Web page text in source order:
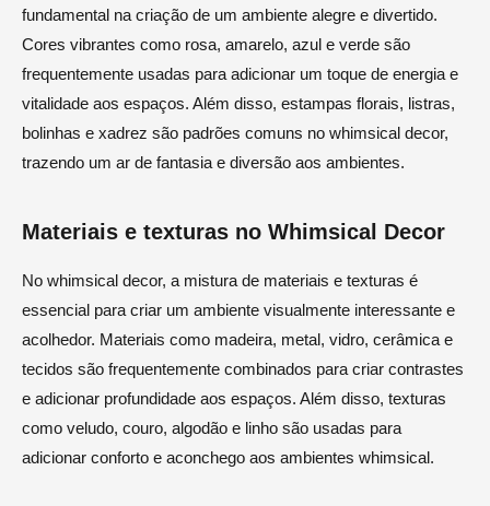
fundamental na criação de um ambiente alegre e divertido.
Cores vibrantes como rosa, amarelo, azul e verde são
frequentemente usadas para adicionar um toque de energia e
vitalidade aos espaços. Além disso, estampas florais, listras,
bolinhas e xadrez são padrões comuns no whimsical decor,
trazendo um ar de fantasia e diversão aos ambientes.
Materiais e texturas no Whimsical Decor
No whimsical decor, a mistura de materiais e texturas é
essencial para criar um ambiente visualmente interessante e
acolhedor. Materiais como madeira, metal, vidro, cerâmica e
tecidos são frequentemente combinados para criar contrastes
e adicionar profundidade aos espaços. Além disso, texturas
como veludo, couro, algodão e linho são usadas para
adicionar conforto e aconchego aos ambientes whimsical.